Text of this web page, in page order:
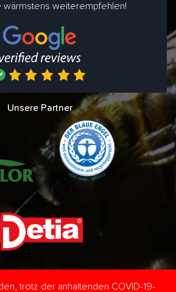
wärmstens weiterempfehlen!
Unsere Partner
trotz der anhaltenden COVID-19-